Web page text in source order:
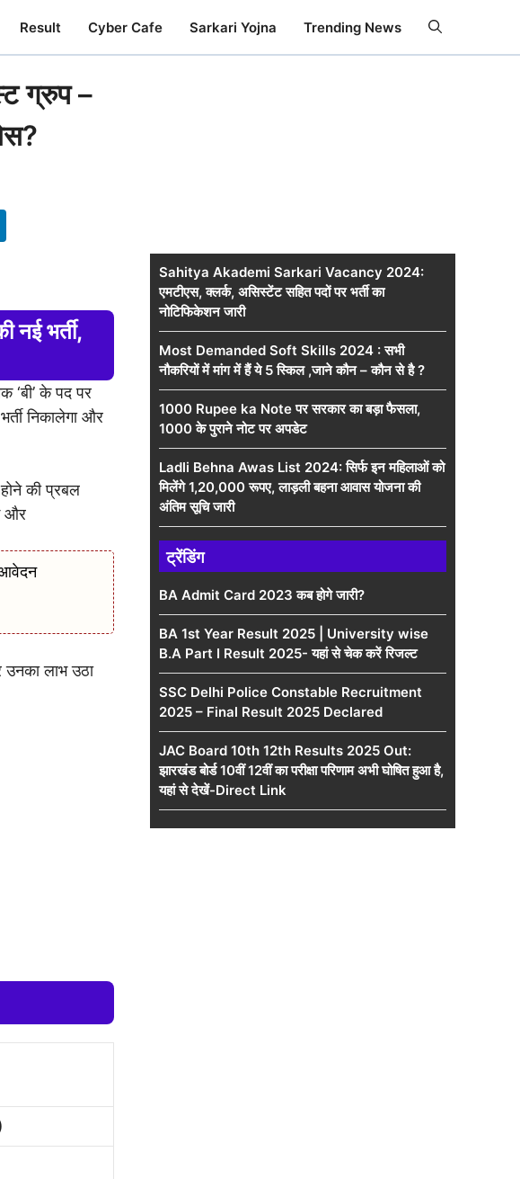
Result Cyber Cafe Sarkari Yojna Trending News
ग्रुप –
भर्ती,
‘बी’ के पद पर
निकालेगा और
की प्रबल
और
आवेदन
लाभ उठा
Sahitya Akademi Sarkari Vacancy 2024:
एमटीएस, क्लर्क, असिस्टेंट सहित पदों पर भर्ती का
नोटिफिकेशन जारी
Most Demanded Soft Skills 2024 : सभी
नौकरियों में मांग में हैं ये 5 स्किल ,जाने कौन – कौन से है ?
1000 Rupee ka Note पर सरकार का बड़ा फैसला,
1000 के पुराने नोट पर अपडेट
Ladli Behna Awas List 2024: सिर्फ इन महिलाओं को
मिलेंगे 1,20,000 रूपए, लाड़ली बहना आवास योजना की
अंतिम सूचि जारी
ट्रेंडिंग
BA Admit Card 2023 कब होगे जारी?
BA 1st Year Result 2025 | University wise
B.A Part I Result 2025- यहां से चेक करें रिजल्ट
SSC Delhi Police Constable Recruitment
2025 – Final Result 2025 Declared
JAC Board 10th 12th Results 2025 Out:
झारखंड बोर्ड 10वीं 12वीं का परीक्षा परिणाम अभी घोषित हुआ है,
यहां से देखें-Direct Link